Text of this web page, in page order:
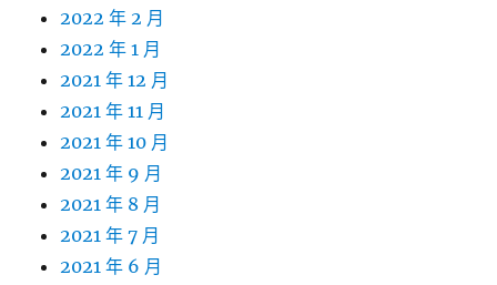
2022 年 2 月
2022 年 1 月
2021 年 12 月
2021 年 11 月
2021 年 10 月
2021 年 9 月
2021 年 8 月
2021 年 7 月
2021 年 6 月